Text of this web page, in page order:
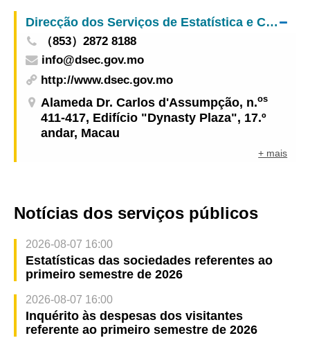
apresentadas
para a comunidade O Governo e as associações
realizaram, com sucesso, actividades
comunitárias sobre a prevenção da febre de
dengue
Direcção dos Serviços de Estatística e Censos
（853）2872 8188
info@dsec.gov.mo
http://www.dsec.gov.mo
Alameda Dr. Carlos d'Assumpção, n.os
411-417, Edifício "Dynasty Plaza", 17.º
andar, Macau
+ mais
Notícias dos serviços públicos
2026-08-07 16:00
Estatísticas das sociedades referentes ao
primeiro semestre de 2026
2026-08-07 16:00
Inquérito às despesas dos visitantes
referente ao primeiro semestre de 2026